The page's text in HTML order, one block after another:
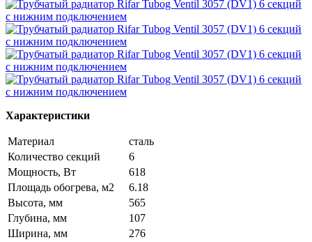
Характеристики
Материал
сталь
Количество секций
6
Мощность, Вт
618
Площадь обогрева, м2
6.18
Высота, мм
565
Глубина, мм
107
Ширина, мм
276